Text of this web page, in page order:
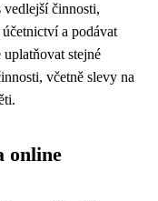
vedlejší činnosti,
a podávat
stejné
včetně slevy na
online